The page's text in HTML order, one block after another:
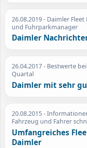
26.08.2019- Daimler
und Fuhrparkmanager
Daimler
26.04.2017- Bestwerte
Quartal
Daimler mit sehr
20.08.2015-
Fahrzeug und Fahrer
Umfangreiches
Daimler